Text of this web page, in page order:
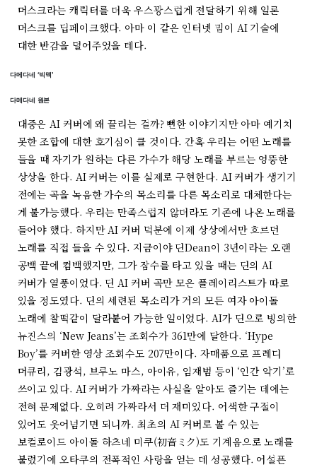
머스크라는 캐릭터를 더욱 우스꽝스럽게 전달하기 위해 일론
머스크를 딥페이크했다. 아마 이 같은 인터넷 밈이 AI 기술에
대한 반감을 덜어주었을 테다.
다메다네 ‘빅맥’
다메다네 원본
대중은 AI 커버에 왜 끌리는 걸까? 뻔한 이야기지만 아마 예기치
못한 조합에 대한 호기심이 클 것이다. 간혹 우리는 어떤 노래를
들을 때 자기가 원하는 다른 가수가 해당 노래를 부르는 엉뚱한
상상을 한다. AI 커버는 이를 실제로 구현한다. AI 커버가 생기기
전에는 곡을 녹음한 가수의 목소리를 다른 목소리로 대체한다는
게 불가능했다. 우리는 만족스럽지 않더라도 기존에 나온 노래를
들어야 했다. 하지만 AI 커버 덕분에 이제 상상에서만 흐르던
노래를 직접 들을 수 있다. 지금이야 딘Dean이 3년이라는 오랜
공백 끝에 컴백했지만, 그가 잠수를 타고 있을 때는 딘의 AI
커버가 열풍이었다. 딘 AI 커버 곡만 모은 플레이리스트가 따로
있을 정도였다. 딘의 세련된 목소리가 거의 모든 여자 아이돌
노래에 찰떡같이 달라붙어 가능한 일이었다. AI가 딘으로 빙의한
뉴진스의 ‘New Jeans’는 조회수가 361만에 달한다. ‘Hype
Boy’를 커버한 영상 조회수도 207만이다. 자매품으로 프레디
머큐리, 김광석, 브루노 마스, 아이유, 임재범 등이 ‘인간 악기’로
쓰이고 있다. AI 커버가 가짜라는 사실을 알아도 즐기는 데에는
전혀 문제없다. 오히려 가짜라서 더 재미있다. 어색한 구절이
있어도 웃어넘기면 되니까. 최초의 AI 커버로 볼 수 있는
보컬로이드 아이돌 하츠네 미쿠(初音ミク)도 기계음으로 노래를
불렀기에 오타쿠의 전폭적인 사랑을 얻는 데 성공했다. 어설픈